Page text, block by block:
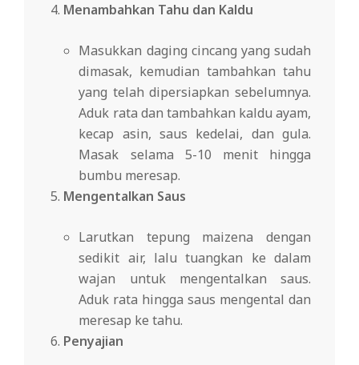
Menambahkan Tahu dan Kaldu
Masukkan daging cincang yang sudah
dimasak, kemudian tambahkan tahu
yang telah dipersiapkan sebelumnya.
Aduk rata dan tambahkan kaldu ayam,
kecap asin, saus kedelai, dan gula.
Masak selama 5-10 menit hingga
bumbu meresap.
Mengentalkan Saus
Larutkan tepung maizena dengan
sedikit air, lalu tuangkan ke dalam
wajan untuk mengentalkan saus.
Aduk rata hingga saus mengental dan
meresap ke tahu.
Penyajian